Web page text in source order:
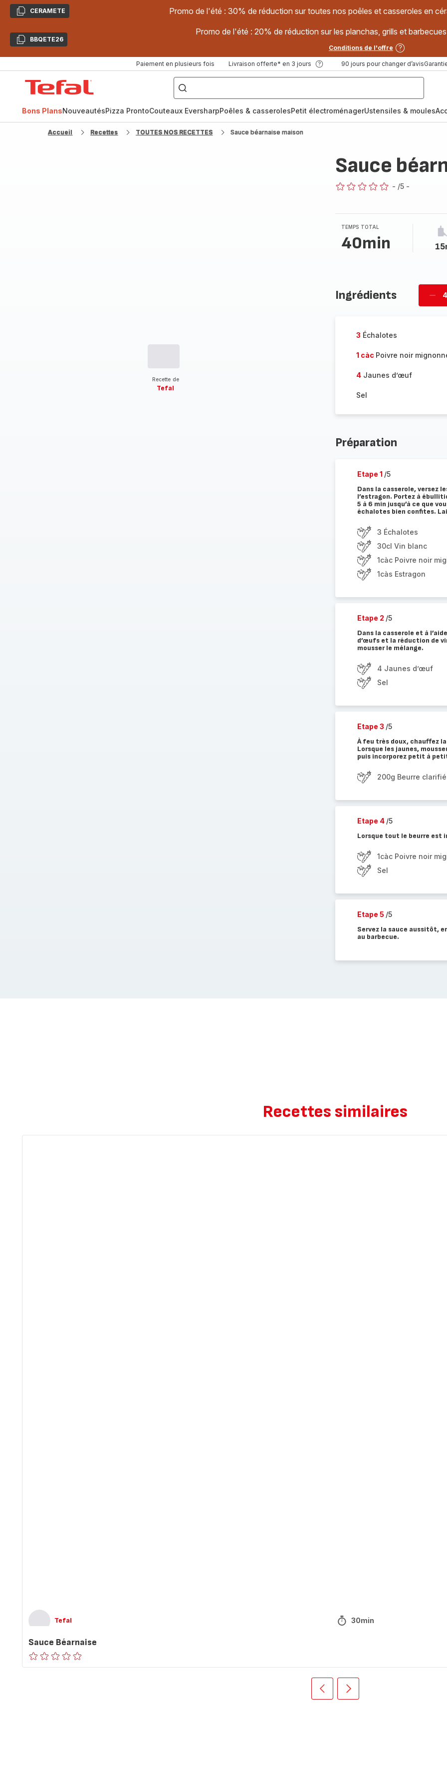
CopierCERAMETE Promo de l'été : 30% de réduction sur toutes nos poêles et casseroles en
CopierBBQETE26
Promo de l'été : 20% de réduction sur les planchas, grills et
Conditions de l'offre
Paiement en plusieurs fois Livraison offerte* en 3 jours 90 jours pour changer d’avis
["Poêles
inox,
Cake
Factory,
Bons PlansNouveautésPizza ProntoCouteaux EversharpPoêles & casserolesPetit électroménagerUstensiles & moules
Accueil Recettes TOUTES NOS RECETTES Sauce béarnaise maison
Recette de
Tefal
Sauce
- /5 -
TEMPS TOTAL
40min
Ingrédients
3 Échalotes
1 càc Poivre noir
4Jaunes d’œuf
Sel
Préparation
Etape 1 /5
Dans la casserole, versez
l’estragon. Portez à
5 à 6 min jusqu’à ce que
échalotes bien confites.
3 Échalotes
30cl Vin blanc
1càc Poivre noir
1càs Estragon
Etape 2 /5
Dans la casserole et à
d’œufs et la réduction de
mousser le mélange.
4 Jaunes d’œuf
Sel
Etape 3 /5
À feu très doux, chauffez
Lorsque les jaunes,
puis incorporez petit à
200g Beurre clarifié
Etape 4 /5
Lorsque tout le beurre est
1càc Poivre noir
Sel
Etape 5 /5
Servez la sauce aussitôt,
au barbecue.
Recettes similaires
Tefal 30min
Sauce Béarnaise
ratings.0
Précédent
Recipe
Suivant
Recipe